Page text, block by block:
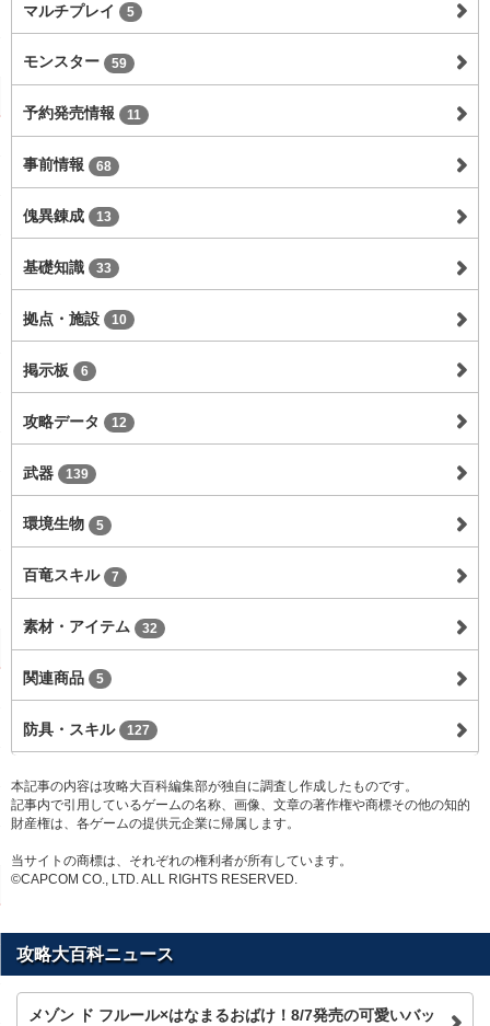
マルチプレイ 5
モンスター 59
予約発売情報 11
事前情報 68
傀異錬成 13
基礎知識 33
拠点・施設 10
掲示板 6
攻略データ 12
武器 139
環境生物 5
百竜スキル 7
素材・アイテム 32
関連商品 5
防具・スキル 127
本記事の内容は攻略大百科編集部が独自に調査し作成したものです。
記事内で引用しているゲームの名称、画像、文章の著作権や商標その他の知的
財産権は、各ゲームの提供元企業に帰属します。
当サイトの商標は、それぞれの権利者が所有しています。
©CAPCOM CO., LTD. ALL RIGHTS RESERVED.
攻略大百科ニュース
メゾン ド フルール×はなまるおばけ！8/7発売の可愛いバッ